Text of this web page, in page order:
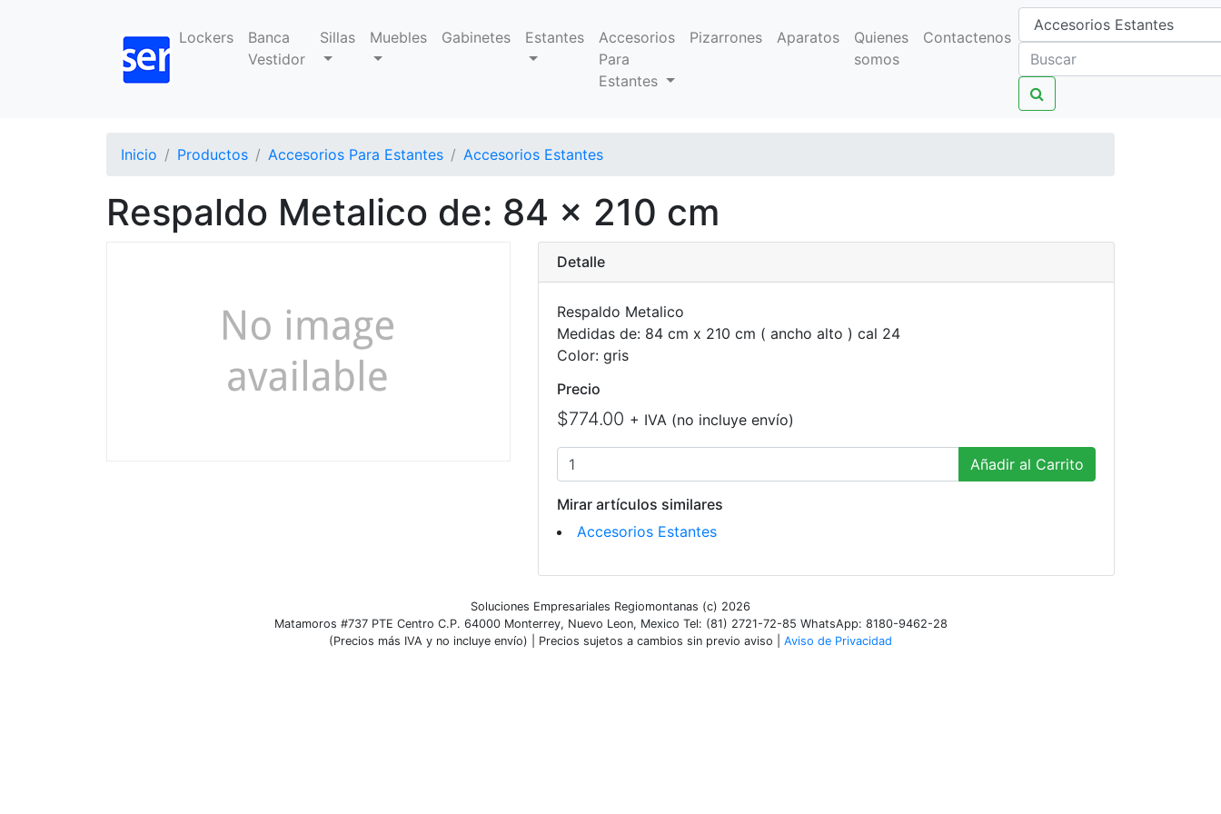
Lockers
Banca
Vestidor
Sillas Muebles Gabinetes Estantes
Accesorios
Para
Estantes
Pizarrones Aparatos
Quienes
somos
Contactenos
Inicio Productos Accesorios Para Estantes Accesorios Estantes
Respaldo Metalico de: 84 x 210 cm
Detalle
Respaldo Metalico
Medidas de: 84 cm x 210 cm ( ancho alto ) cal 24
Color: gris
Precio
$774.00 + IVA (no incluye envío)
Añadir al Carrito
Mirar artículos similares
Accesorios Estantes
Soluciones Empresariales Regiomontanas (c) 2026
Matamoros #737 PTE Centro C.P. 64000 Monterrey, Nuevo Leon, Mexico Tel: (81) 2721-72-85 WhatsApp: 8180-9462-28
(Precios más IVA y no incluye envío) | Precios sujetos a cambios sin previo aviso | Aviso de Privacidad